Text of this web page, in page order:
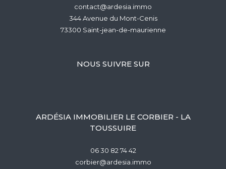
contact@ardesia.immo
344 Avenue du Mont-Cenis
73300
saint-jean-de-maurienne
NOUS SUIVRE SUR
ARDÉSIA IMMOBILIER LE CORBIER - LA
TOUSSUIRE
06 30 82 74 42
corbier@ardesia.immo